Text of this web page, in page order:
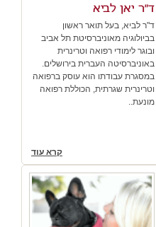
ד"ר יאן לביא
ד"ר לביא, בעל תואר ראשון
בביולוגיה מאוניברסיטת תל אביב
ובוגר לימודי רפואה וטרינרית
באוניברסיטה העברית בירושלים.
במסגרת עבודתו הוא עוסק ברפואה
וטרינרית שגרתית, הכוללת רפואה
מונעת..
קרא עוד